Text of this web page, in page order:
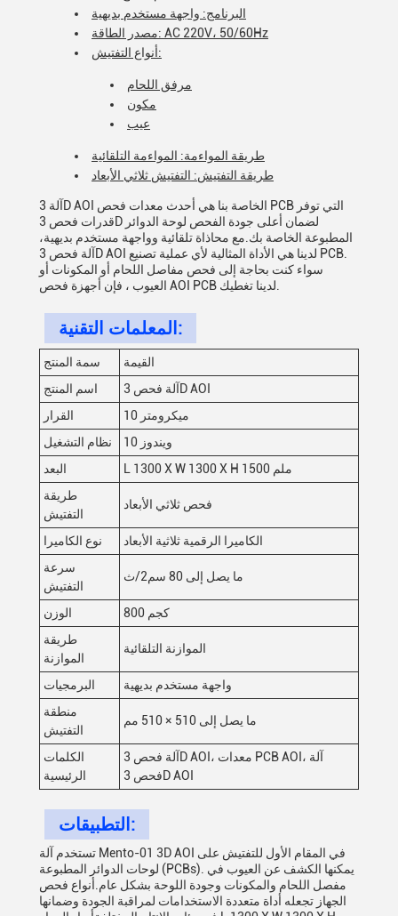
البرنامج: واجهة مستخدم بديهية
مصدر الطاقة: AC 220V، 50/60Hz
أنواع التفتيش:
مرفق اللحام
مكون
عيب
طريقة المواءمة: المواءمة التلقائية
طريقة التفتيش: التفتيش ثلاثي الأبعاد
آلة 3D AOI الخاصة بنا هي أحدث معدات فحص PCB التي توفر
قدرات فحص 3D لضمان أعلى جودة الفحص لوحة الدوائر
المطبوعة الخاصة بك.مع محاذاة تلقائية وواجهة مستخدم بديهية،
آلة فحص 3D AOI لدينا هي الأداة المثالية لأي عملية تصنيع PCB.
سواء كنت بحاجة إلى فحص مفاصل اللحام أو المكونات أو
المعلمات التقنية:
سمة المنتج
القيمة
اسم المنتج
آلة فحص 3D AOI
القرار
10 ميكرومتر
نظام التشغيل
ويندوز 10
البعد
L 1300 X W 1300 X H 1500 ملم
طريقة
التفتيش
فحص ثلاثي الأبعاد
نوع الكاميرا
الكاميرا الرقمية ثلاثية الأبعاد
سرعة
التفتيش
ما يصل إلى 80 سم2/ث
الوزن
800 كجم
طريقة
الموازنة
الموازنة التلقائية
البرمجيات
واجهة مستخدم بديهية
منطقة
التفتيش
ما يصل إلى 510 × 510 مم
الكلمات
الرئيسية
آلة فحص 3D AOI، معدات PCB AOI، آلة
فحص 3D AOI
التطبيقات:
تستخدم آلة Mento-01 3D AOI في المقام الأول للتفتيش على
لوحات الدوائر المطبوعة (PCBs). يمكنها الكشف عن العيوب في
مفصل اللحام والمكونات وجودة اللوحة بشكل عام.أنواع فحص
الجهاز تجعله أداة متعددة الاستخدامات لمراقبة الجودة وضمانها